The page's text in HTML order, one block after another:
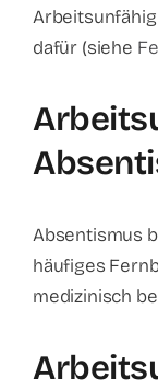
dafür (siehe
Absentismus
häufiges
medizinisch